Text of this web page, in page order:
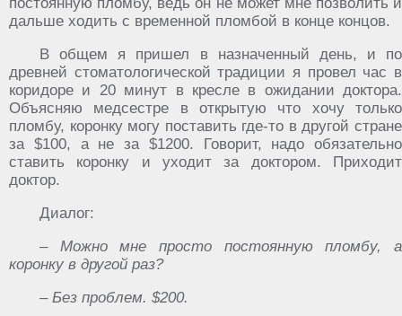
дальше ходить с временной пломбой в конце концов.
В общем я пришел в назначенный день, и по
древней стоматологической традиции я провел час в
коридоре и 20 минут в кресле в ожидании доктора.
Объясняю медсестре в открытую что хочу только
пломбу, коронку могу поставить где-то в другой стране
за $100, а не за $1200. Говорит, надо обязательно
ставить коронку и уходит за доктором. Приходит
доктор.
Диалог:
– Можно мне просто постоянную пломбу, а
коронку в другой раз?
– Без проблем. $200.